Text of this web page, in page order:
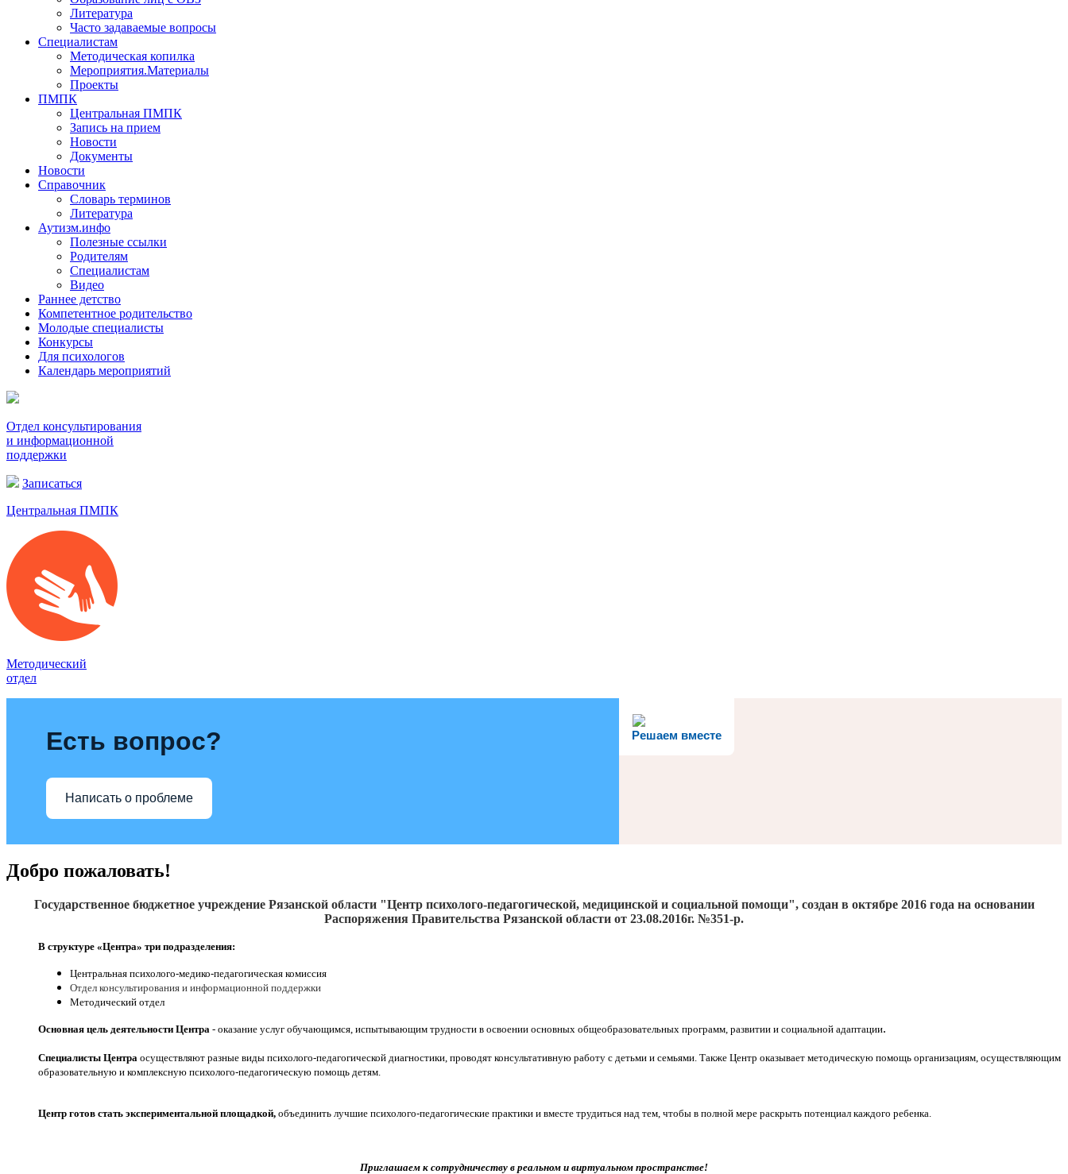
Литература
Часто задаваемые вопросы
Специалистам
Методическая копилка
Мероприятия.Материалы
Проекты
ПМПК
Центральная ПМПК
Запись на прием
Новости
Документы
Новости
Справочник
Словарь терминов
Литература
Аутизм.инфо
Полезные ссылки
Родителям
Специалистам
Видео
Раннее детство
Компетентное родительство
Молодые специалисты
Конкурсы
Для психологов
Календарь мероприятий
Отдел консультирования
и информационной
поддержки
Записаться
Центральная ПМПК
Методический
отдел
Решаем вместе
Есть вопрос?
Написать о проблеме
Добро пожаловать!
Государственное бюджетное учреждение Рязанской области "Центр психолого-педагогической, медицинской и социальной помощи", создан в октябре 2016года на основании
Распоряжения Правительства Рязанской области от 23.08.2016г. №351-р.
В структуре «Центра» три подразделения:
Центральная психолого-медико-педагогическая комиссия
Отдел консультирования и информационной поддержки
Методический отдел
Основная цель деятельности Центра - оказание услуг обучающимся, испытывающим трудности в освоении основных общеобразовательных программ, развитии и социальной адаптации.
Специалисты Центра осуществляют разные виды психолого-педагогической диагностики, проводят консультативную работу с детьми и семьями. Также Центр оказывает методическую помощь организациям, осуществляющим
образовательную и комплексную психолого-педагогическую помощь детям.
Центр готов стать экспериментальной площадкой, объединить лучшие психолого-педагогические практики и вместе трудиться над тем, чтобы в полной мере раскрыть потенциал каждого ребенка.
Приглашаем к сотрудничеству в реальном и виртуальном пространстве!